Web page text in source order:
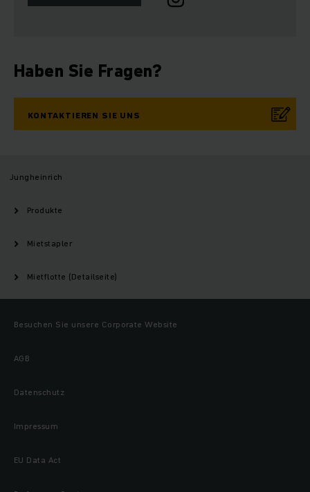
Haben Sie Fragen?
KONTAKTIEREN SIE UNS
Jungheinrich
Produkte
Mietstapler
Mietflotte (Detailseite)
Besuchen Sie unsere Corporate Website
AGB
Datenschutz
Impressum
EU Data Act